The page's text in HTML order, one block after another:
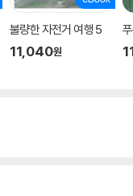
불량한 자전거 여행 5
11,040원